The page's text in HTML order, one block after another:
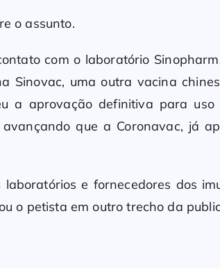
o assunto.
com o laboratório
Sinovac, uma outra vacina
a aprovação definitiva para uso
que a Coronavac, já
e fornecedores dos
o petista em outro trecho da